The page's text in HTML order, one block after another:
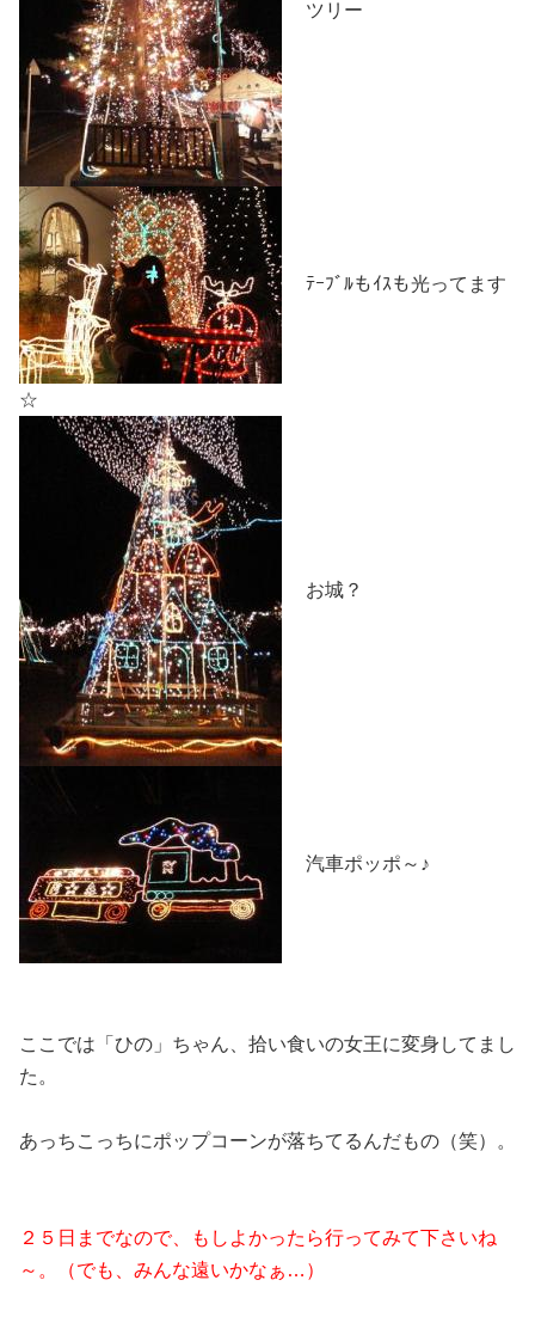
ツリー
ﾃｰﾌﾞﾙもｲｽも光ってます
☆
お城？
汽車ポッポ～♪
ここでは「ひの」ちゃん、拾い食いの女王に変身してまし
た。
あっちこっちにポップコーンが落ちてるんだもの（笑）。
２５日までなので、もしよかったら行ってみて下さいね
～。（でも、みんな遠いかなぁ…）